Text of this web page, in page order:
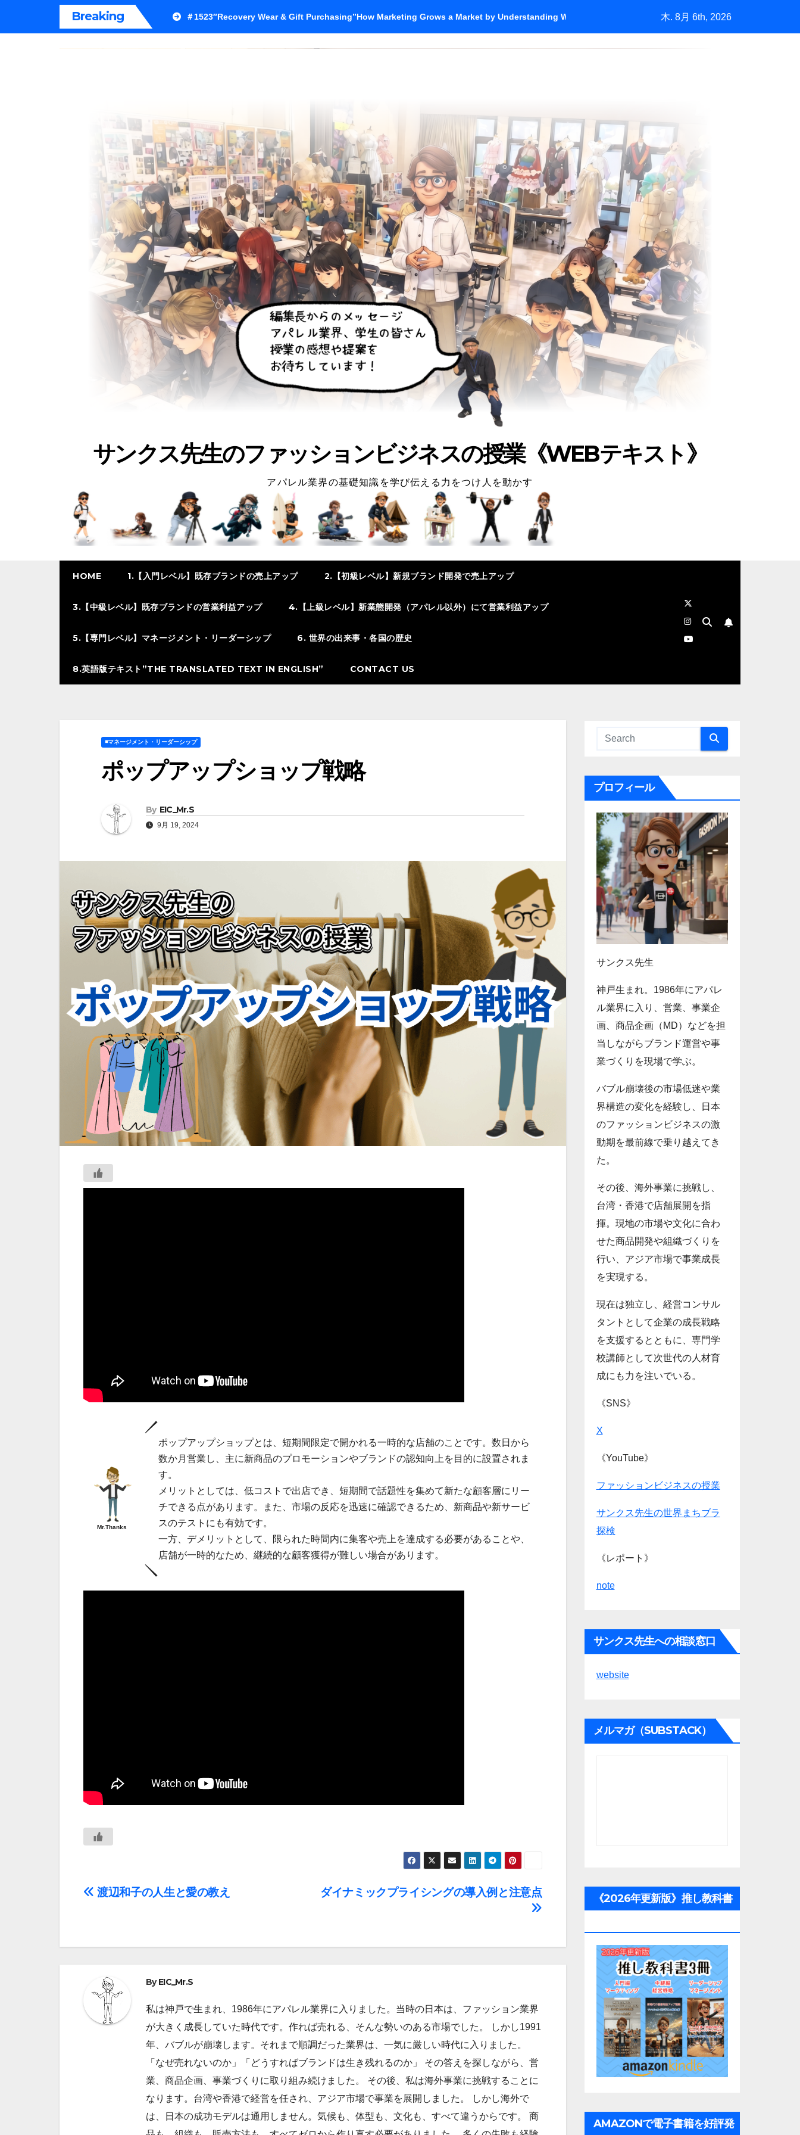
Breaking ＃1523″Recovery Wear & Gift Purchasing”How Marketing Grows a Market by Understanding Who Pays ＃1450「バーニーズの挑戦」中古市場が生
木. 8月 6th, 2026
サンクス先生のファッションビジネスの授業《WEBテキスト》
アパレル業界の基礎知識を学び伝える力をつけ人を動かす
HOME 1.【入門レベル】既存ブランドの売上アップ 2.【初級レベル】新規ブランド開発で売上アップ
3.【中級レベル】既存ブランドの営業利益アップ 4.【上級レベル】新業態開発（アパレル以外）にて営業利益アップ
5.【専門レベル】マネージメント・リーダーシップ 6. 世界の出来事・各国の歴史
8.英語版テキスト”THE TRANSLATED TEXT IN ENGLISH” CONTACT US
◾️マネージメント・リーダーシップ
ポップアップショップ戦略
By EIC_Mr.S
9月 19, 2024
Mr.Thanks
ポップアップショップとは、短期間限定で開かれる一時的な店舗のことです。数日から
数か月営業し、主に新商品のプロモーションやブランドの認知向上を目的に設置されま
す。
メリットとしては、低コストで出店でき、短期間で話題性を集めて新たな顧客層にリー
チできる点があります。また、市場の反応を迅速に確認できるため、新商品や新サービ
スのテストにも有効です。
一方、デメリットとして、限られた時間内に集客や売上を達成する必要があることや、
店舗が一時的なため、継続的な顧客獲得が難しい場合があります。
投
ナ
ゲ
ー
ダイナミックプライシングの導入例と注意点
渡辺和子の人生と愛の教え
ByEIC_Mr.S
私は神戸で生まれ、1986年にアパレル業界に入りました。当時の日本は、ファッション業界
が大きく成長していた時代です。作れば売れる、そんな勢いのある市場でした。 しかし1991
年、バブルが崩壊します。それまで順調だった業界は、一気に厳しい時代に入りました。
「なぜ売れないのか」「どうすればブランドは生き残れるのか」 その答えを探しながら、営
業、商品企画、事業づくりに取り組み続けました。 その後、私は海外事業に挑戦することに
なります。台湾や香港で経営を任され、アジア市場で事業を展開しました。 しかし海外で
は、日本の成功モデルは通用しません。気候も、体型も、文化も、すべて違うからです。 商
プロフィール
サンクス先生
神戸生まれ。1986年にアパレ
ル業界に入り、営業、事業企
画、商品企画（MD）などを担
当しながらブランド運営や事
業づくりを現場で学ぶ。
バブル崩壊後の市場低迷や業
界構造の変化を経験し、日本
のファッションビジネスの激
動期を最前線で乗り越えてき
た。
その後、海外事業に挑戦し、
台湾・香港で店舗展開を指
揮。現地の市場や文化に合わ
せた商品開発や組織づくりを
行い、アジア市場で事業成長
を実現する。
現在は独立し、経営コンサル
タントとして企業の成長戦略
を支援するとともに、専門学
校講師として次世代の人材育
成にも力を注いでいる。
《SNS》
X
《YouTube》
ファッションビジネスの授業
サンクス先生の世界まちブラ
探検
《レポート》
note
サンクス先生への相談窓口
website
メルマガ（SUBSTACK）
《2026年更新版》推し教科書
AMAZONで電子書籍を好評発